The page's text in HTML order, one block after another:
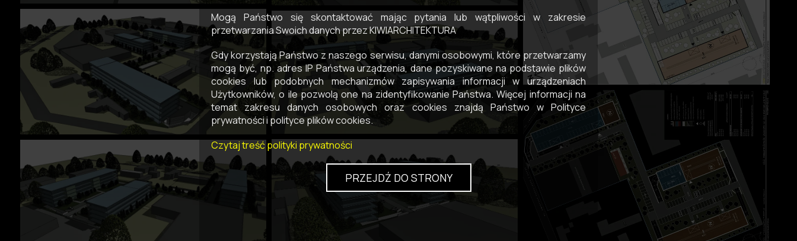
Mogą Państwo się skontaktować mając pytania lub wątpliwości w zakresie
przetwarzania Swoich danych przez KIWIARCHITEKTURA
Gdy korzystają Państwo z naszego serwisu, danymi osobowymi, które przetwarzamy
mogą być, np. adres IP Państwa urządzenia, dane pozyskiwane na podstawie plików
cookies lub podobnych mechanizmów zapisywania informacji w urządzeniach
Użytkowników, o ile pozwolą one na zidentyfikowanie Państwa. Więcej informacji na
temat zakresu danych osobowych oraz cookies znajdą Państwo w Polityce
prywatności i polityce plików cookies.
Czytaj treść polityki prywatności
PRZEJDŹ DO STRONY